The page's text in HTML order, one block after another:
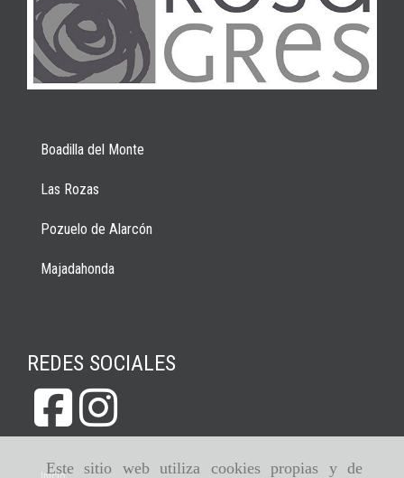
Este sitio web utiliza cookies propias y de
Boadilla del Monte
Las Rozas
Pozuelo de Alarcón
Majadahonda
REDES SOCIALES